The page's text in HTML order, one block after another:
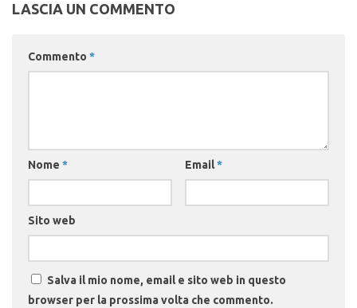
LASCIA UN COMMENTO
Commento *
Nome * Email*
Sito web
Salva il mio nome, email e sito web in questo
browser per la prossima volta che commento.